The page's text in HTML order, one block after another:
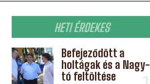
HETI ÉRDEKES
Befejeződött a
holtágak és a Nagy-
tó feltöltése